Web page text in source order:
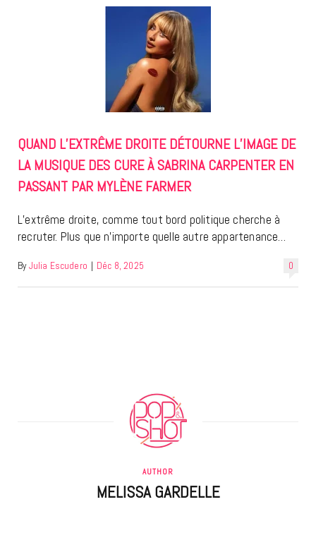
QUAND L’EXTRÊME DROITE DÉTOURNE L’IMAGE DE
LA MUSIQUE DES CURE À SABRINA CARPENTER EN
PASSANT PAR MYLÈNE FARMER
L’extrême droite, comme tout bord politique cherche à
recruter. Plus que n’importe quelle autre appartenance…
0
By Julia Escudero Déc 8, 2025
AUTHOR
MELISSA GARDELLE